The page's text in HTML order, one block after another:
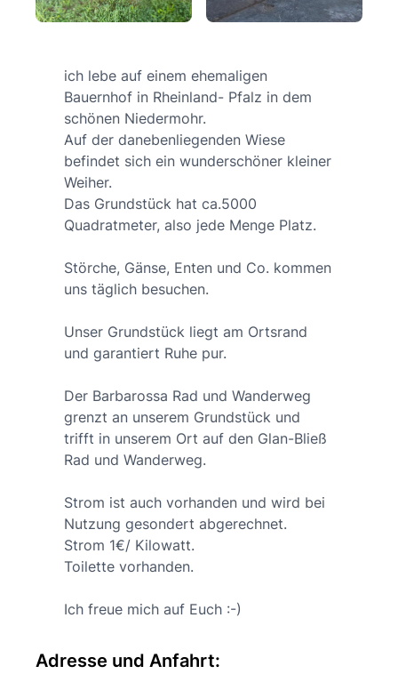
ich lebe auf einem ehemaligen
Bauernhof in Rheinland- Pfalz in dem
schönen Niedermohr.
Auf der danebenliegenden Wiese
befindet sich ein wunderschöner kleiner
Weiher.
Das Grundstück hat ca.5000
Quadratmeter, also jede Menge Platz.
Störche, Gänse, Enten und Co. kommen
uns täglich besuchen.
Unser Grundstück liegt am Ortsrand
und garantiert Ruhe pur.
Der Barbarossa Rad und Wanderweg
grenzt an unserem Grundstück und
trifft in unserem Ort auf den Glan-Bließ
Rad und Wanderweg.
Strom ist auch vorhanden und wird bei
Nutzung gesondert abgerechnet.
Strom 1€/ Kilowatt.
Toilette vorhanden.
Ich freue mich auf Euch :-)
Adresse und Anfahrt: